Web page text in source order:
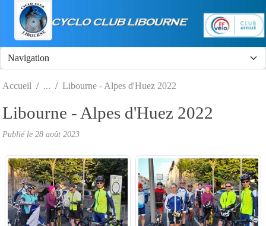
Accueil Libourne - Alpes d'Huez 2022
Libourne - Alpes d'Huez 2022
Publié le 28 août 2023
Panneau de gestion des cookies